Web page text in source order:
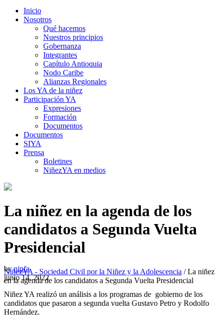
Inicio
Nosotros
Qué hacemos
Nuestros principios
Gobernanza
Integrantes
Capítulo Antioquia
Nodo Caribe
Alianzas Regionales
Los YA de la niñez
Participación YA
Expresiones
Formación
Documentos
Documentos
SIYA
Prensa
Boletines
NiñezYA en medios
La niñez en la agenda de los
candidatos a Segunda Vuelta
Presidencial
NiñezYA - Sociedad Civil por la Niñez y la Adolescencia /La niñez
en la agenda de los candidatos a Segunda Vuelta Presidencial
byninfa
junio 14, 2022
Niñez YA realizó un análisis a los programas de gobierno de los
candidatos que pasaron a segunda vuelta Gustavo Petro y Rodolfo
Hernández.